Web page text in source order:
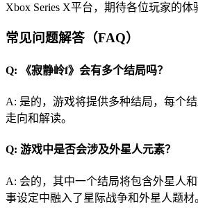
Xbox Series X平台，期待各位玩家的体
常见问题解答（FAQ）
Q: 《寂静岭f》会有多个结局吗？
A: 是的，游戏将提供多种结局，每个
走向和解读。
Q: 游戏中是否会涉及外星人元素？
A: 会的，其中一个结局将包含外星人
事设定中融入了星际战争和外星人题材